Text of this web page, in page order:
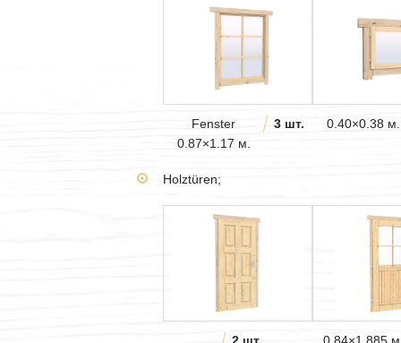
Fenster
0.87×1.17 м.
3 шт. 0.40×0.38 м.
Holztüren;